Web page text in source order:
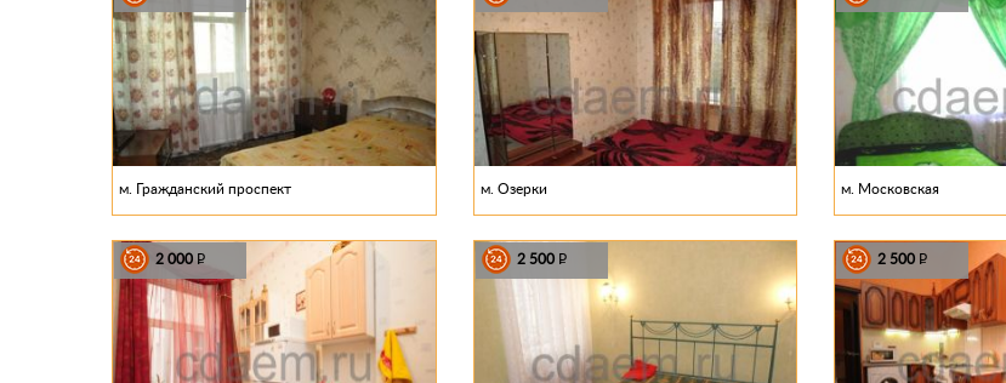
м. Гражданский проспект м. Озерки м. Московская
2 000 P 2 500 P 2 500 P